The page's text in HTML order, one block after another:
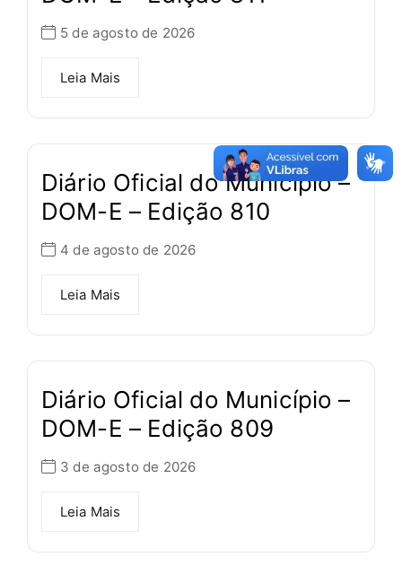
5 de agosto de 2026
Leia Mais
Diário Oficial do Município –
DOM-E – Edição 810
4 de agosto de 2026
Leia Mais
Diário Oficial do Município –
DOM-E – Edição 809
3 de agosto de 2026
Leia Mais